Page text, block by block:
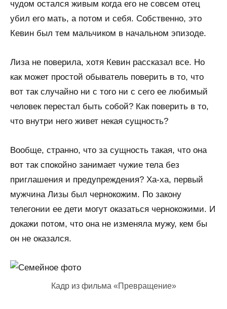
чудом остался живым когда его не совсем отец
убил его мать, а потом и себя. Собственно, это
Кевин был тем мальчиком в начальном эпизоде.
Лиза не поверила, хотя Кевин рассказал все. Но
как может простой обыватель поверить в то, что
вот так случайно ни с того ни с сего ее любимый
человек перестал быть собой? Как поверить в то,
что внутри него живет некая сущность?
Вообще, странно, что за сущность такая, что она
вот так спокойно занимает чужие тела без
приглашения и предупреждения? Ха-ха, первый
мужчина Лизы был чернокожим. По закону
телегонии ее дети могут оказаться чернокожими. И
докажи потом, что она не изменяла мужу, кем бы
он не оказался.
Кадр из фильма «Превращение»